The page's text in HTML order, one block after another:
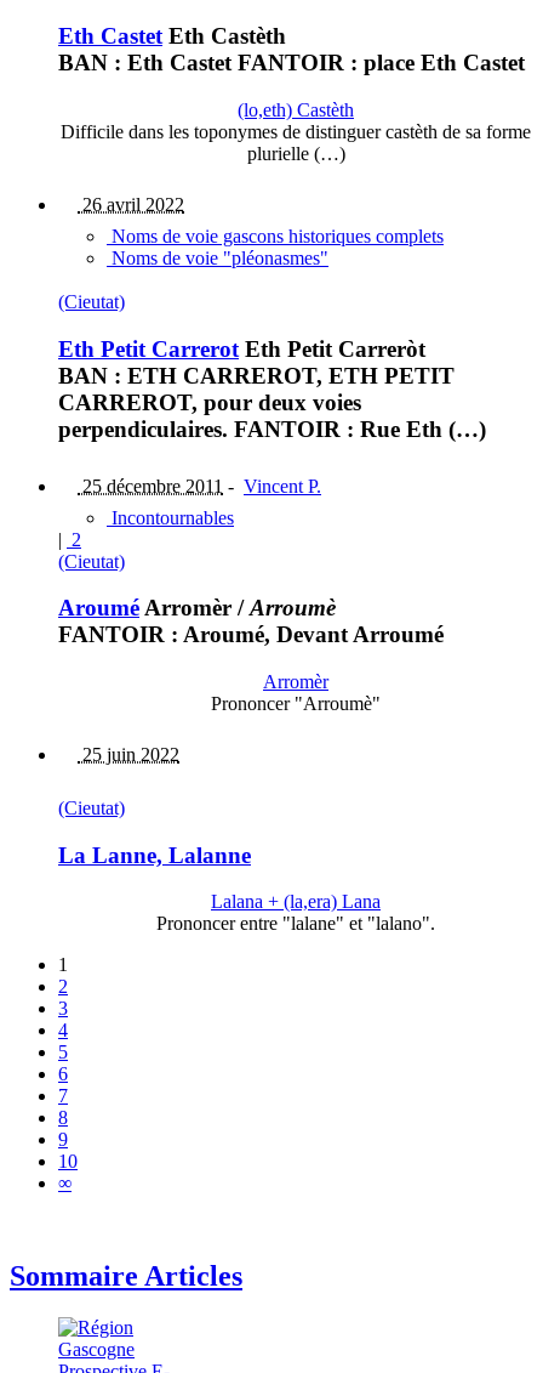
Eth CastetEth Castèth
BAN : Eth Castet FANTOIR : place Eth Castet
(lo,eth) Castèth
Difficile dans les toponymes de distinguer castèth de sa forme
plurielle (…)
26 avril 2022
Noms de voie gascons historiques complets
Noms de voie "pléonasmes"
(Cieutat)
Eth Petit Carrerot Eth Petit Carreròt
BAN : ETH CARREROT, ETH PETIT
CARREROT, pour deux voies
perpendiculaires. FANTOIR : Rue Eth (…)
25 décembre 2011 - Vincent P.
Incontournables
| 2
(Cieutat)
ArouméArromèr /Arroumè
FANTOIR : Aroumé, Devant Arroumé
Arromèr
Prononcer "Arroumè"
25 juin 2022
(Cieutat)
La Lanne, Lalanne
Lalana + (la,era) Lana
Prononcer entre "lalane" et "lalano".
1
2
3
4
5
6
7
8
9
10
∞
Sommaire Articles